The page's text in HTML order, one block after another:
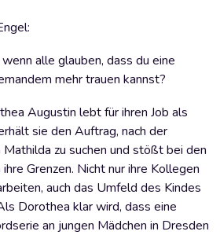
alle glauben, dass du eine
mehr trauen kannst?
Augustin lebt für ihren Job als
sie den Auftrag, nach der
zu suchen und stößt bei den
Grenzen. Nicht nur ihre Kollegen
auch das Umfeld des Kindes
Dorothea klar wird, dass eine
an jungen Mädchen in Dresden